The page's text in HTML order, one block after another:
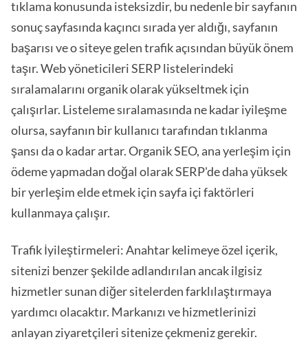
tıklama konusunda isteksizdir, bu nedenle bir sayfanın
sonuç sayfasında kaçıncı sırada yer aldığı, sayfanın
başarısı ve o siteye gelen trafik açısından büyük önem
taşır. Web yöneticileri SERP listelerindeki
sıralamalarını organik olarak yükseltmek için
çalışırlar. Listeleme sıralamasında ne kadar iyileşme
olursa, sayfanın bir kullanıcı tarafından tıklanma
şansı da o kadar artar. Organik SEO, ana yerleşim için
ödeme yapmadan doğal olarak SERP'de daha yüksek
bir yerleşim elde etmek için sayfa içi faktörleri
kullanmaya çalışır.
Trafik İyileştirmeleri: Anahtar kelimeye özel içerik,
sitenizi benzer şekilde adlandırılan ancak ilgisiz
hizmetler sunan diğer sitelerden farklılaştırmaya
yardımcı olacaktır. Markanızı ve hizmetlerinizi
anlayan ziyaretçileri sitenize çekmeniz gerekir.